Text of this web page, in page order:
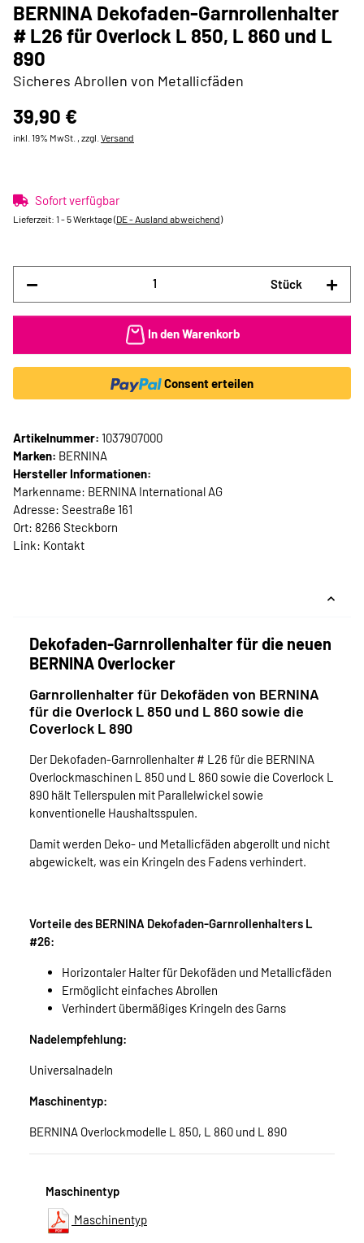
BERNINA Dekofaden-Garnrollenhalter
# L26 für Overlock L 850, L 860 und L
890
Sicheres Abrollen von Metallicfäden
39,90 €
inkl. 19% MwSt. , zzgl. Versand
Sofort verfügbar
Lieferzeit: 1 - 5 Werktage(DE - Ausland abweichend)
Stück
In den Warenkorb
Consent erteilen
Artikelnummer: 1037907000
Marken: BERNINA
Hersteller Informationen:
Markenname: BERNINA International AG
Adresse: Seestraße 161
Ort: 8266 Steckborn
Link: Kontakt
Dekofaden-Garnrollenhalter für die neuen
BERNINA Overlocker
Garnrollenhalter für Dekofäden von BERNINA
für die Overlock L 850 und L 860 sowie die
Coverlock L 890
Der Dekofaden-Garnrollenhalter # L26 für die BERNINA
Overlockmaschinen L 850 und L 860 sowie die Coverlock L
890 hält Tellerspulen mit Parallelwickel sowie
konventionelle Haushaltsspulen.
Damit werden Deko- und Metallicfäden abgerollt und nicht
abgewickelt, was ein Kringeln des Fadens verhindert.
Vorteile des BERNINA Dekofaden-Garnrollenhalters L
#26:
Horizontaler Halter für Dekofäden und Metallicfäden
Ermöglicht einfaches Abrollen
Verhindert übermäßiges Kringeln des Garns
Nadelempfehlung:
Universalnadeln
Maschinentyp:
BERNINA Overlockmodelle L 850, L 860 und L 890
Maschinentyp
Maschinentyp